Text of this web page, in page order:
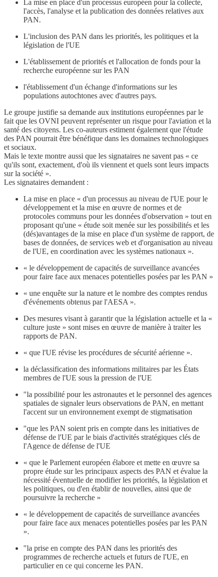
La mise en place d'un processus européen pour la collecte,
l'accès, l'analyse et la publication des données relatives aux
PAN.
L'inclusion des PAN dans les priorités, les politiques et la
législation de l'UE
L'établissement de priorités et l'allocation de fonds pour la
recherche européenne sur les PAN
l'établissement d'un échange d'informations sur les
populations autochtones avec d'autres pays.
Le groupe justifie sa demande aux institutions européennes par le
fait que les OVNI peuvent représenter un risque pour l'aviation et la
santé des citoyens. Les co-auteurs estiment également que l'étude
des PAN pourrait être bénéfique dans les domaines technologiques
et sociaux.
Mais le texte montre aussi que les signataires ne savent pas « ce
qu'ils sont, exactement, d'où ils viennent et quels sont leurs impacts
sur la société ».
Les signataires demandent :
La mise en place « d'un processus au niveau de l'UE pour le
développement et la mise en œuvre de normes et de
protocoles communs pour les données d'observation » tout en
proposant qu'une « étude soit menée sur les possibilités et les
(dés)avantages de la mise en place d'un système de rapport, de
bases de données, de services web et d'organisation au niveau
de l'UE, en coordination avec les systèmes nationaux ».
« le développement de capacités de surveillance avancées
pour faire face aux menaces potentielles posées par les PAN »
« une enquête sur la nature et le nombre des comptes rendus
d'événements obtenus par l'AESA ».
Des mesures visant à garantir que la législation actuelle et la «
culture juste » sont mises en œuvre de manière à traiter les
rapports de PAN.
« que l'UE révise les procédures de sécurité aérienne ».
la déclassification des informations militaires par les États
membres de l'UE sous la pression de l'UE
"la possibilité pour les astronautes et le personnel des agences
spatiales de signaler leurs observations de PAN, en mettant
l'accent sur un environnement exempt de stigmatisation
"que les PAN soient pris en compte dans les initiatives de
défense de l'UE par le biais d'activités stratégiques clés de
l'Agence de défense de l'UE
« que le Parlement européen élabore et mette en œuvre sa
propre étude sur les principaux aspects des PAN et évalue la
nécessité éventuelle de modifier les priorités, la législation et
les politiques, ou d'en établir de nouvelles, ainsi que de
poursuivre la recherche »
« le développement de capacités de surveillance avancées
pour faire face aux menaces potentielles posées par les PAN
».
"la prise en compte des PAN dans les priorités des
programmes de recherche actuels et futurs de l'UE, en
particulier en ce qui concerne les PAN.